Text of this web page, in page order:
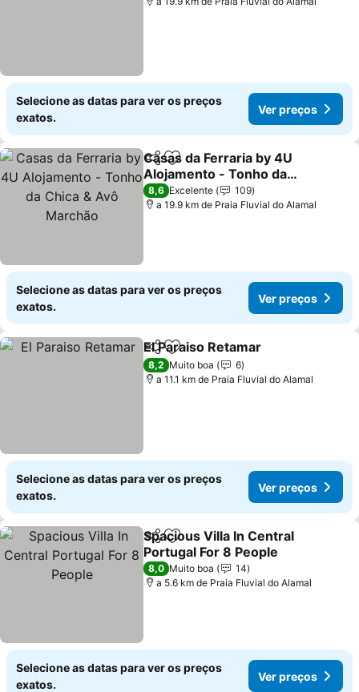
Selecione as datas para ver os preços
exatos.
Ver preços
PartilharAdicionar aos favoritos
Casas da Ferraria by 4U
Alojamento - Tonho da
Chica & Avô Marchão
8,6 Excelente
109
a 19.9 km de Praia Fluvial do Alamal
Selecione as datas para ver os preços
exatos.
Ver preços
PartilharAdicionar aos favoritos
El Paraiso Retamar
8,2 Muito boa
6
a 11.1 km de Praia Fluvial do Alamal
Selecione as datas para ver os preços
exatos.
Ver preços
PartilharAdicionar aos favoritos
Spacious Villa In Central
Portugal For 8 People
8,0 Muito boa
14
a 5.6 km de Praia Fluvial do Alamal
Selecione as datas para ver os preços
exatos.
Ver preços